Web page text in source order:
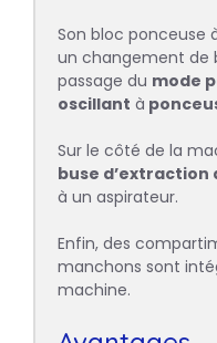
Son bloc ponceuse
un changement de
passage du mode
oscillant à
Sur le côté de la
buse d’extraction
à un aspirateur.
Enfin, des
manchons sont
machine.